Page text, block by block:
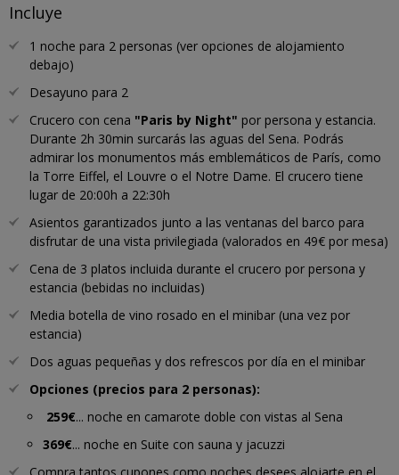
Incluye
1 noche para 2 personas (ver opciones de alojamiento
debajo)
Desayuno para 2
Crucero con cena "Paris by Night" por persona y estancia.
Durante 2h 30min surcarás las aguas del Sena. Podrás
admirar los monumentos más emblemáticos de París, como
la Torre Eiffel, el Louvre o el Notre Dame. El crucero tiene
lugar de 20:00h a 22:30h
Asientos garantizados junto a las ventanas del barco para
disfrutar de una vista privilegiada (valorados en 49€ por mesa)
Cena de 3 platos incluida durante el crucero por persona y
estancia (bebidas no incluidas)
Media botella de vino rosado en el minibar (una vez por
estancia)
Dos aguas pequeñas y dos refrescos por día en el minibar
Opciones (precios para 2 personas):
259€... noche en camarote doble con vistas al Sena
369€... noche en Suite con sauna y jacuzzi
Compra tantos cupones como noches desees alojarte en el